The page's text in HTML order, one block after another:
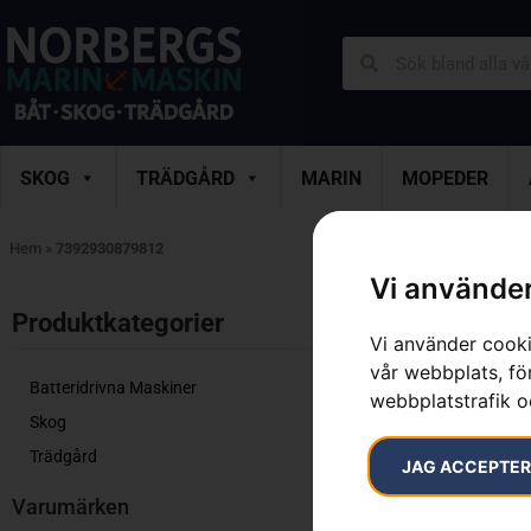
Vi
Vi använder
vår webbplats,
webbplatstrafik
JAG
SKOG TRÄDGÅRD MARIN MOPEDER
Hem » 7392930879812
Produktkategorier​
Batteridrivna Maskiner
Skog
Trädgård
Varumärken